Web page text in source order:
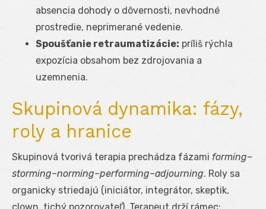
absencia dohody o dôvernosti, nevhodné
prostredie, neprimerané vedenie.
Spoušťanie retraumatizácie: príliš rýchla
expozícia obsahom bez zdrojovania a
uzemnenia.
Skupinová dynamika: fázy,
roly a hranice
Skupinová tvorivá terapia prechádza fázami forming–
storming–norming–performing–adjourning. Roly sa
organicky striedajú (iniciátor, integrátor, skeptik,